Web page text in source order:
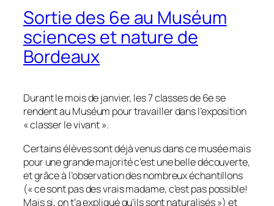
Sortie des 6e au Muséum
sciences et nature de
Bordeaux
Durant le mois de janvier, les 7 classes de 6e se
rendent au Muséum pour travailler dans l’exposition
« classer le vivant ».
Certains élèves sont déjà venus dans ce musée mais
pour une grande majorité c’est une belle découverte,
et grâce à l’observation des nombreux échantillons
(« ce sont pas des vrais madame, c’est pas possible!
Mais si, on t’a expliqué qu’ils sont naturalisés ») et